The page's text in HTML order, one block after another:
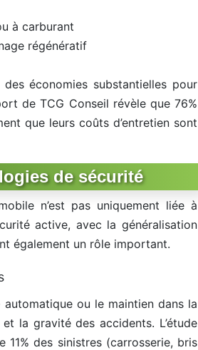
à carburant
régénératif
économies substantielles pour
de TCG Conseil révèle que 76%
que leurs coûts d’entretien sont
de sécurité
n’est pas uniquement liée à
active, avec la généralisation
également un rôle important.
ou le maintien dans la
la gravité des accidents. L’étude
des sinistres (carrosserie, bris